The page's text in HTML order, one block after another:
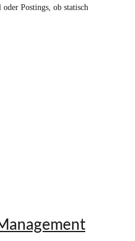
Postings, ob statisch